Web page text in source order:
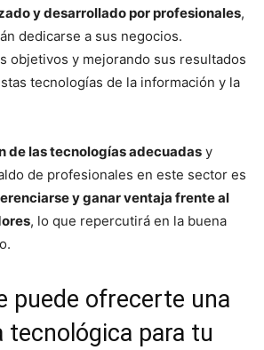
y desarrollado por profesionales,
dedicarse a sus negocios.
objetivos y mejorando sus resultados
tecnologías de la información y la
de las tecnologías adecuadas y
de profesionales en este sector es
y ganar ventaja frente al
, lo que repercutirá en la buena
puede ofrecerte una
para tu